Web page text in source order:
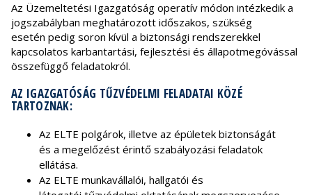
Az Üzemeltetési Igazgatóság operatív módon intézkedik a
jogszabályban meghatározott időszakos, szükség
esetén pedig soron kívül a biztonsági rendszerekkel
kapcsolatos karbantartási, fejlesztési és állapotmegóvással
összefüggő feladatokról.
AZ IGAZGATÓSÁG TŰZVÉDELMI FELADATAI KÖZÉ
TARTOZNAK:
Az ELTE polgárok, illetve az épületek biztonságát
és a megelőzést érintő szabályozási feladatok
ellátása.
Az ELTE munkavállalói, hallgatói és